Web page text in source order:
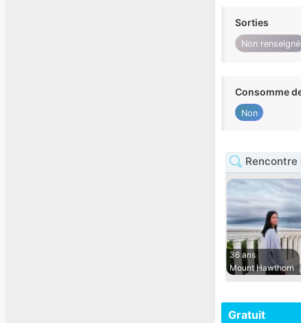
Sorties
Non renseigné
Consomme
Non
Rencontre
36 ans
Mount Hawthorn
Gratuit